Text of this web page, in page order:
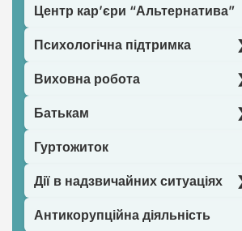
Центр кар’єри “Альтернатива”
Психологічна підтримка
Виховна робота
Батькам
Гуртожиток
Дії в надзвичайних ситуаціях
Антикорупційна діяльність